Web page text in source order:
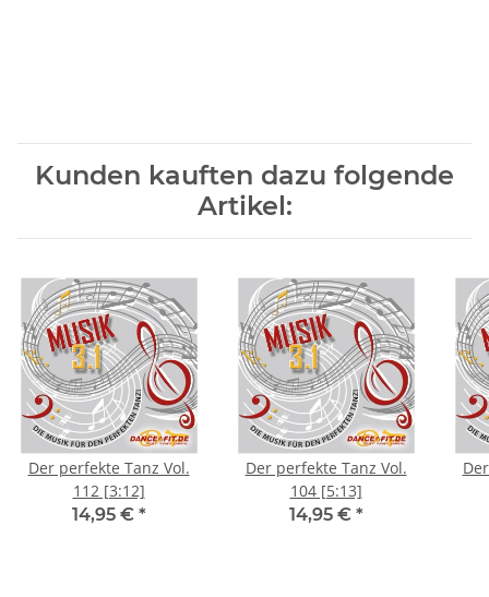
Kunden kauften dazu folgende
Artikel:
Der perfekte Tanz Vol.
112 [3:12]
14,95 € *
Der perfekte Tanz Vol.
104 [5:13]
14,95 € *